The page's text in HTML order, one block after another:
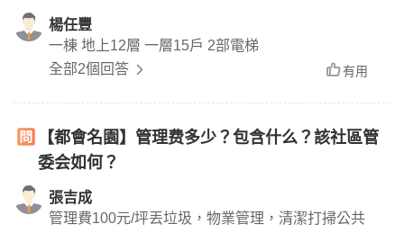
楊任豐
一棟 地上12層 一層15戶 2部電梯
全部2個回答
有用
【都會名園】管理费多少？包含什么？該社區管
委会如何？
張吉成
管理費100元/坪丟垃圾，物業管理，清潔打掃公共